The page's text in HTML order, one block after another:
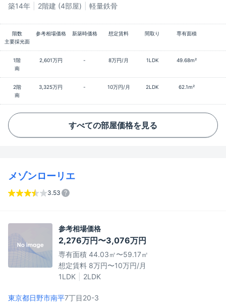
築14年
2階建 (4部屋) 軽量鉄骨
階数 参考相場価格 新築時価格 想定賃料 間取り
専有面積
主要採光面
1階 2,601万円 - 8万円/月 1LDK
49.68m²
南
2階 3,325万円 - 10万円/月 2LDK
62.1m²
南
すべての部屋価格を見る
メゾンローリエ
3.53
参考相場価格
2,276万円〜3,076万円
専有面積 44.03㎡〜59.17㎡
想定賃料 8万円〜10万円/月
1LDK
2LDK
東京都日野市南平7丁目20-3